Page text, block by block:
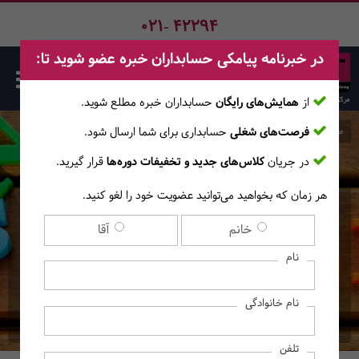
021- 42294
دوره آنلاین فشرده زبان
انگلیسی عمومی - سطح
Elementary
(آموزش‌های آنــلایــن)
صفحه اصلی دوره‌ها
در خبرنامه پیامکی حسابداران خبره عضو شوید تا:
از همایش‌های رایگان حسابداران خبره مطلع ‎شوید.
فرصت‌های شغلی حسابداری برای شما ارسال شود.
در جریانکلاس‌های جدید و تخفیفات دوره‌هاقرار گیرید.
هر زمان که بخواهید می‌توانید عضویت خود را لغو کنید.
خانم آقا
نام
نام خانوادگی
تلفن